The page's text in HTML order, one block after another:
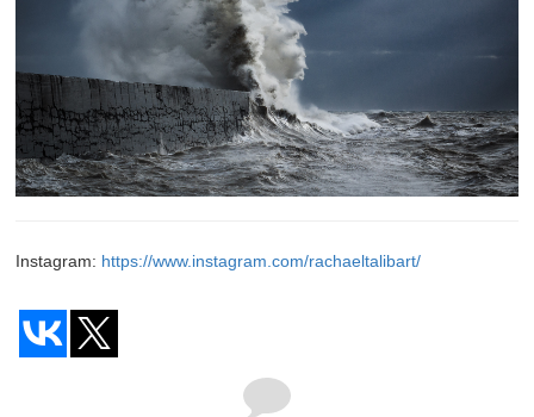
Instagram: https://www.instagram.com/rachaeltalibart/